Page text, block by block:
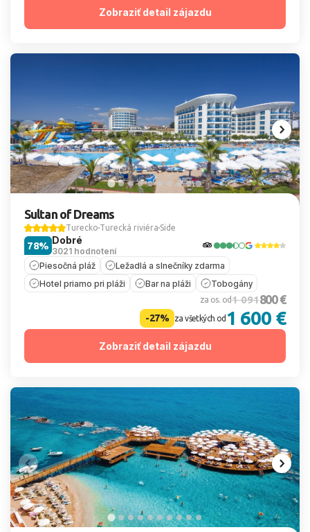
Zobraziť detail zájazdu
Sultan of Dreams
Turecko Turecká riviéra Side
Dobré
3021 hodnotení
78%
Piesočná pláž
Ležadlá a slnečníky zdarma
Hotel priamo pri pláži
Bar na pláži Tobogány
za os. od1 091800 €
-27% za všetkých od 1 600 €
Zobraziť detail zájazdu